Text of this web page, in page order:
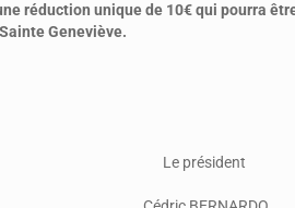
réduction unique de 10€ qui pourra
Geneviève.
Le président